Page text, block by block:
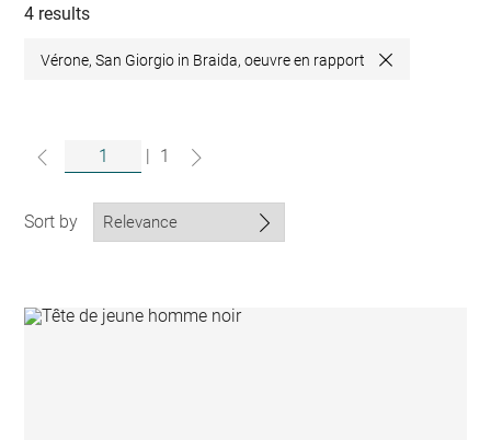
collections
4 results
Vérone, San Giorgio in Braida, oeuvre en rapport Close
1
Sort by